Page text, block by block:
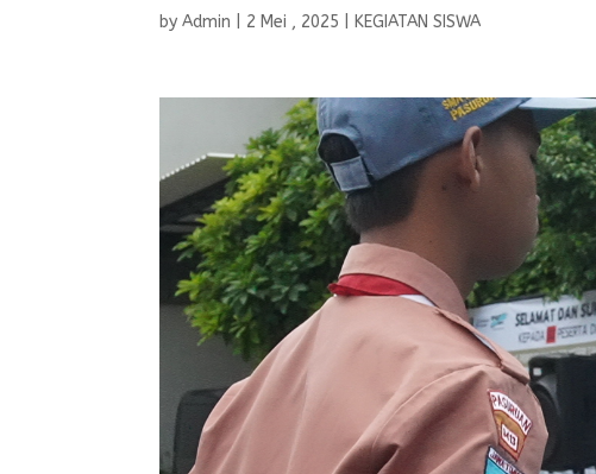
byAdmin 2 Mei , 2025 KEGIATAN SISWA